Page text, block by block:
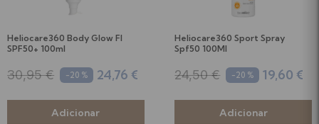
Heliocare360 Body Glow Fl
SPF50+ 100ml
30,95 € -20 % 24,76 €
Heliocare360 Sport Spray
Spf50 100Ml
24,50 € -20 % 19,60 €